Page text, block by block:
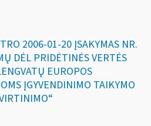
2006-01-20 ĮSAKYMAS NR.
DĖL PRIDĖTINĖS VERTĖS
EUROPOS
ĮGYVENDINIMO TAIKYMO